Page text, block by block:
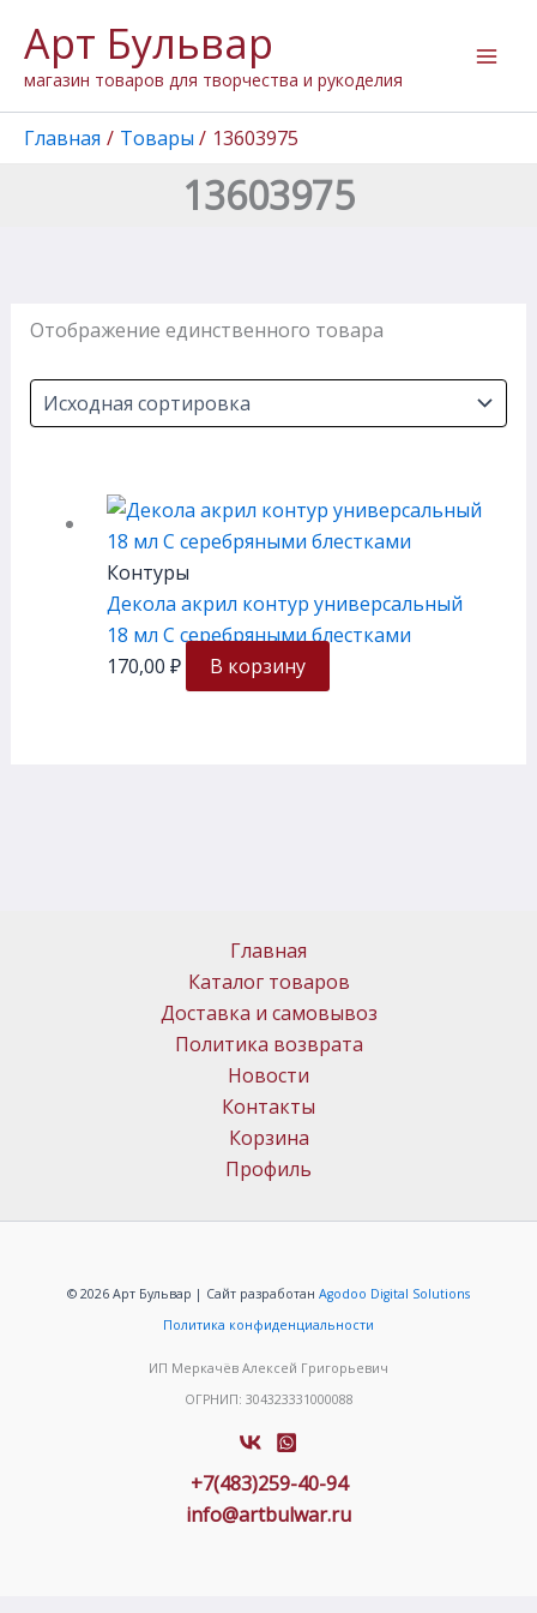
содержимому
Арт Бульвар
магазин товаров для творчества и рукоделия
Главная Товары 13603975
13603975
Отображение единственного товара
Контуры
Декола акрил контур универсальный
18 мл C серебряными блестками
170,00 ₽ В корзину
Главная
Каталог товаров
Доставка и самовывоз
Политика возврата
Новости
Контакты
Корзина
Профиль
© 2026 Арт Бульвар | Сайт разработан Agodoo Digital Solutions
Политика конфиденциальности
ИП Меркачёв Алексей Григорьевич
ОГРНИП: 304323331000088
+7(483)259-40-94
info@artbulwar.ru